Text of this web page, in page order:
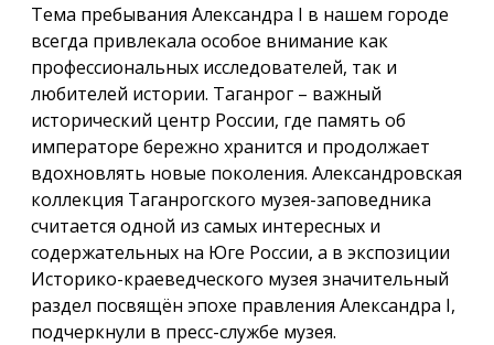
Тема пребывания Александра I в нашем городе
всегда привлекала особое внимание как
профессиональных исследователей, так и
любителей истории. Таганрог – важный
исторический центр России, где память об
императоре бережно хранится и продолжает
вдохновлять новые поколения. Александровская
коллекция Таганрогского музея-заповедника
считается одной из самых интересных и
содержательных на Юге России, а в экспозиции
Историко-краеведческого музея значительный
раздел посвящён эпохе правления Александра I,
подчеркнули в пресс-службе музея.